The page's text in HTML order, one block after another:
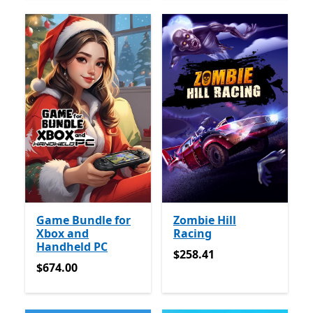
Game Bundle for
Xbox and
Handheld PC
$674.00
$674.00
Zombie Hill
Racing
$258.41
$258.41